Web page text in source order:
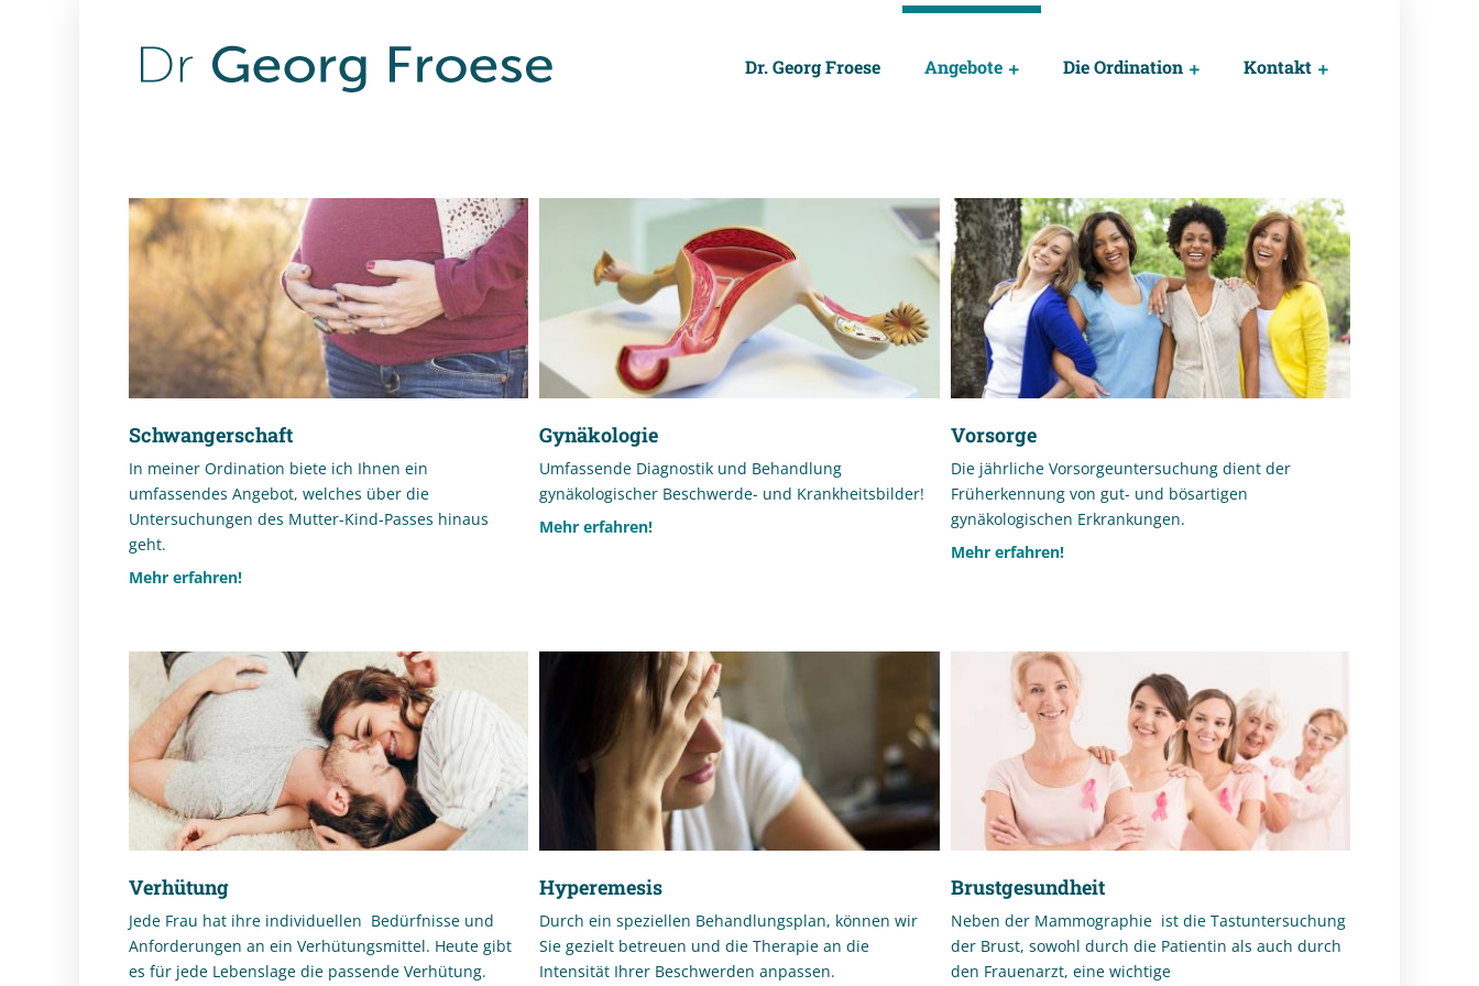
Dr. Georg Froese Angebote Die Ordination Kontakt
Schwangerschaft
In meiner Ordination biete ich Ihnen ein
umfassendes Angebot, welches über die
Untersuchungen des Mutter-Kind-Passes hinaus
geht.
Mehr erfahren!
Gynäkologie
Umfassende Diagnostik und Behandlung
gynäkologischer Beschwerde- und Krankheitsbilder!
Mehr erfahren!
Vorsorge
Die jährliche Vorsorgeuntersuchung dient der
Früherkennung von gut- und bösartigen
gynäkologischen Erkrankungen.
Mehr erfahren!
Verhütung
Jede Frau hat ihre individuellen Bedürfnisse und
Anforderungen an ein Verhütungsmittel. Heute gibt
es für jede Lebenslage die passende Verhütung.
Hyperemesis
Durch ein speziellen Behandlungsplan, können wir
Sie gezielt betreuen und die Therapie an die
Intensität Ihrer Beschwerden anpassen.
Brustgesundheit
Neben der Mammographie ist die Tastuntersuchung
der Brust, sowohl durch die Patientin als auch durch
den Frauenarzt, eine wichtige